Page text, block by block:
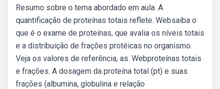
Resumo sobre o tema abordado em aula. A
quantificação de proteínas totais reflete. Websaiba o
que é o exame de proteínas, que avalia os níveis totais
e a distribuição de frações protéicas no organismo.
Veja os valores de referência, as. Webproteínas totais
e frações. A dosagem da proteína total (pt) e suas
frações (albumina, globulina e relação